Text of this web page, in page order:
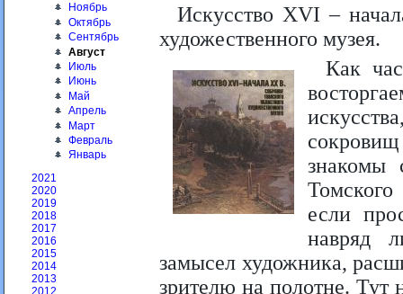
Ноябрь
Октябрь
Сентябрь
Август
Июль
Июнь
Май
Апрель
Март
Февраль
Январь
2021
2020
2019
2018
2017
2016
2015
2014
2013
Искусство XVI –
художественного музея.
Как
знакомы
Томского
если
навряд
замысел художника,
зрителю на полотне. Тут